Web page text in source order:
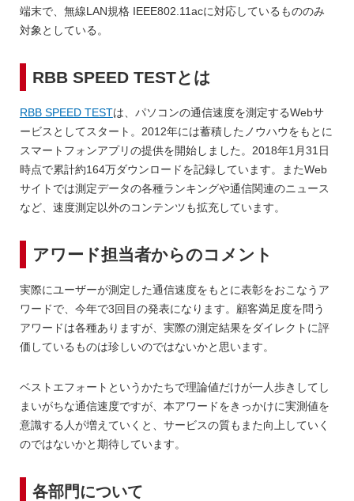
端末で、無線LAN規格 IEEE802.11acに対応しているもののみ
対象としている。
RBB SPEED TESTとは
RBB SPEED TESTは、パソコンの通信速度を測定するWebサ
ービスとしてスタート。2012年には蓄積したノウハウをもとに
スマートフォンアプリの提供を開始しました。2018年1月31日
時点で累計約164万ダウンロードを記録しています。またWeb
サイトでは測定データの各種ランキングや通信関連のニュース
など、速度測定以外のコンテンツも拡充しています。
アワード担当者からのコメント
実際にユーザーが測定した通信速度をもとに表彰をおこなうア
ワードで、今年で3回目の発表になります。顧客満足度を問う
アワードは各種ありますが、実際の測定結果をダイレクトに評
価しているものは珍しいのではないかと思います。
ベストエフォートというかたちで理論値だけが一人歩きしてし
まいがちな通信速度ですが、本アワードをきっかけに実測値を
意識する人が増えていくと、サービスの質もまた向上していく
のではないかと期待しています。
各部門について